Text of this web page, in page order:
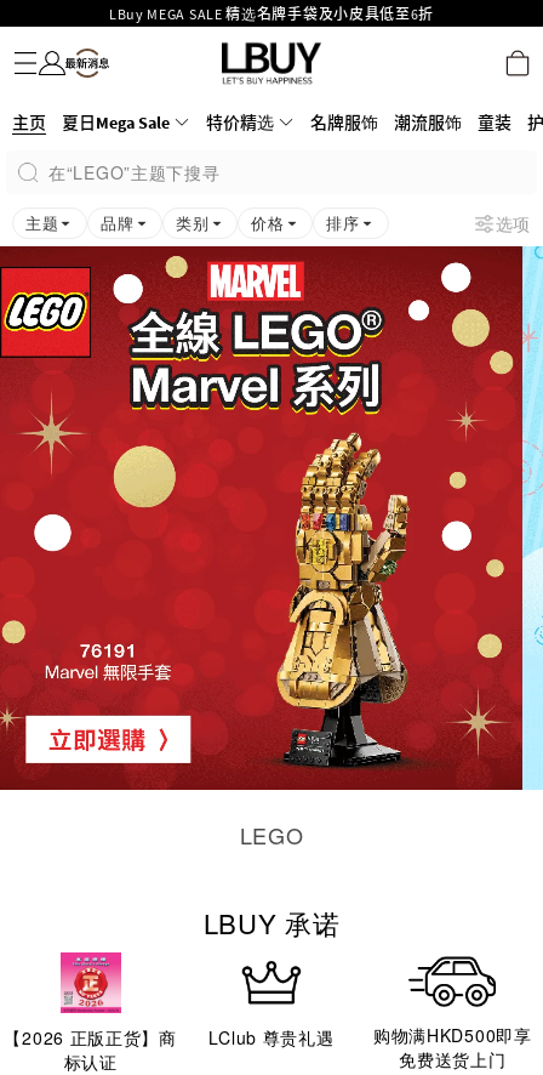
LBuy MEGA SALE 精选名牌手袋及小皮具低至6折
Goyard Hobo / Hobo Mini人气限量特别版限时原价低至75折!
LBuy呈献 - Hermès 及 Chanel 手袋及首饰低至6折，立即入手!
426号铺！
MOKO 1楼175号铺旗舰店特设名牌Hermès、CHANEL及LV专区！
购物满HKD500即享免运费！
名牌服饰
潮流服饰
童装
护肤美妆
香水香薰
个人护理
母婴护理
游戏及精品玩具
文仪用品
家居生活
电子产品
美食
医药保健
运动与户外用品
主页 夏日Mega Sale 特价精选 名牌服饰 潮流服饰 童装
在“LEGO”主题下搜寻
主题 品牌 类别 价格 排序 选项
LEGO
LBUY 承诺
【2026 正版正货】商
标认证
LClub 尊贵礼遇
购物满HKD500即享
免费送货上门